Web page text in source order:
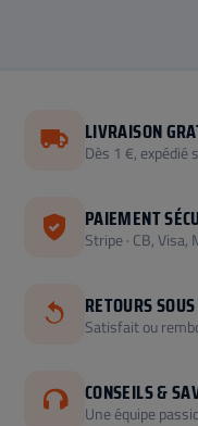
LIVRAISON
Dès 1 €, expédié
PAIEMENT
Stripe · CB,
RETOURS
Satisfait ou
CONSEILS &
Une équipe